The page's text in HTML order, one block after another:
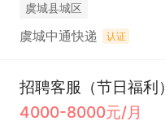
虞城县城区
虞城中通快递 认证
招聘客服（节日福利）
4000-8000元/月